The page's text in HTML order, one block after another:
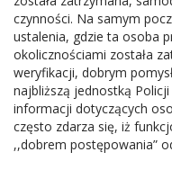
czynności. Na samym
ustalenia, gdzie ta osoba
okolicznościami została
weryfikacji, dobrym
najbliższą jednostką
informacji dotyczących
często zdarza się, iż
,,dobrem postępowania”